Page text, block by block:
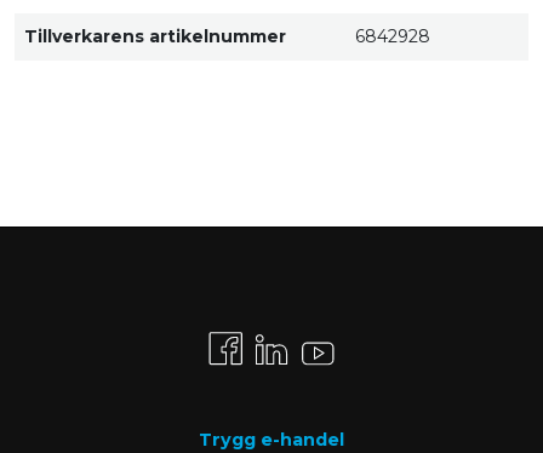
Tillverkarens artikelnummer 6842928
Trygg e-handel